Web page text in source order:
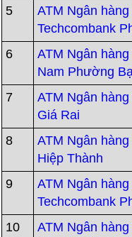
5
ATM Ngân
Techcombank
6
ATM Ngân
Nam Phường
7
ATM Ngân
Giá Rai
8
ATM Ngân
Hiệp Thành
9
ATM Ngân
Techcombank
10
ATM Ngân